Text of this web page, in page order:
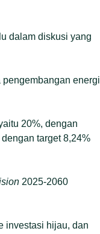
dalam diskusi yang
energi
20%, dengan
target 8,24%
2025-2060
investasi hijau, dan